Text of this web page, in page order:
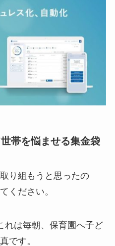
帯を悩ませる集金袋
り組もうと思ったの
ください。
れは毎朝、保育園へ子ど
です。